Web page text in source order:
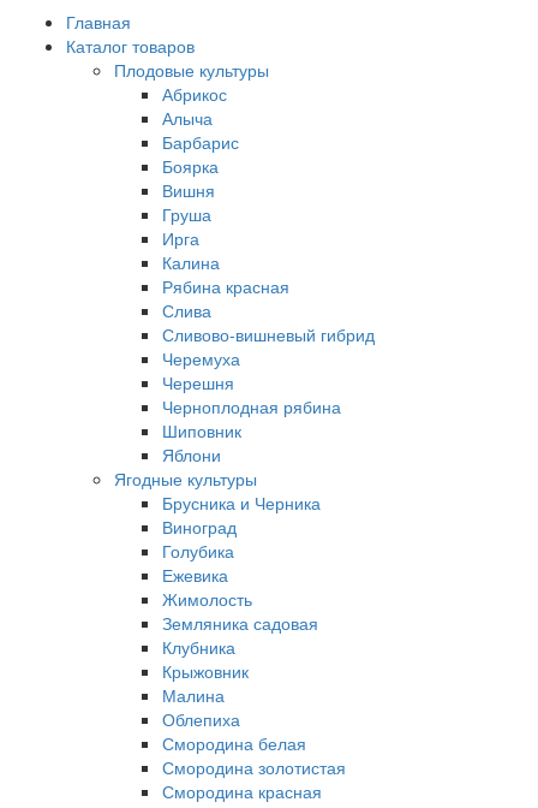
Главная
Каталог товаров
Плодовые культуры
Абрикос
Алыча
Барбарис
Боярка
Вишня
Груша
Ирга
Калина
Рябина красная
Слива
Сливово-вишневый гибрид
Черемуха
Черешня
Черноплодная рябина
Шиповник
Яблони
Ягодные культуры
Брусника и Черника
Виноград
Голубика
Ежевика
Жимолость
Земляника садовая
Клубника
Крыжовник
Малина
Облепиха
Смородина белая
Смородина золотистая
Смородина красная